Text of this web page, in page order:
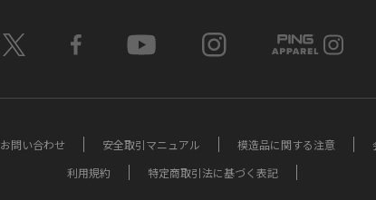
お問い合わせ 安全取引マニュアル 模造品に関する注意
利用規約
特定商取引法に基づく表記